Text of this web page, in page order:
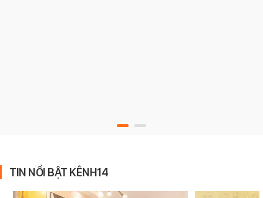
TIN NỔI BẬT KÊNH14